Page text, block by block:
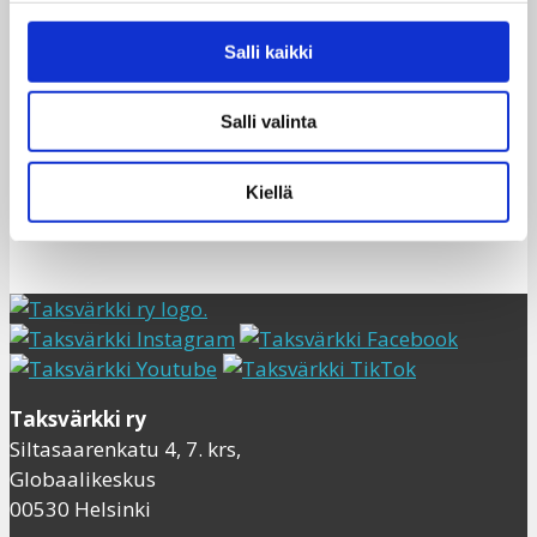
Salli kaikki
Salli valinta
Kiellä
Muut väittämät olivat ’Aikuiset päättävät liian
usein nuorten puolesta’ ja ’Nuoret kaikkialla
maailmassa unelmoivat samoista asioista’. Mille
kohdalle sinä asettuisit näillä arvojanoilla?
Kuvat: Nina Miettinen
Taksvärkki ry
Siltasaarenkatu 4, 7. krs,
Globaalikeskus
00530 Helsinki